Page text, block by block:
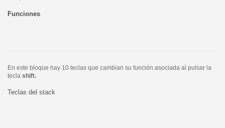
Funciones
En este bloque hay 10 teclas que cambian su función asociada al pulsar la
tecla shift.
Teclas del stack